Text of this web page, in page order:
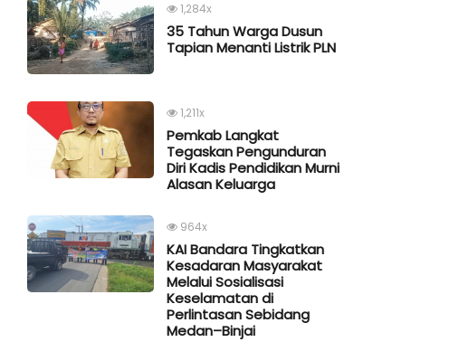
1,284x
35 Tahun Warga Dusun
Tapian Menanti Listrik PLN
1,211x
Pemkab Langkat
Tegaskan Pengunduran
Diri Kadis Pendidikan Murni
Alasan Keluarga
964x
KAI Bandara Tingkatkan
Kesadaran Masyarakat
Melalui Sosialisasi
Keselamatan di
Perlintasan Sebidang
Medan–Binjai